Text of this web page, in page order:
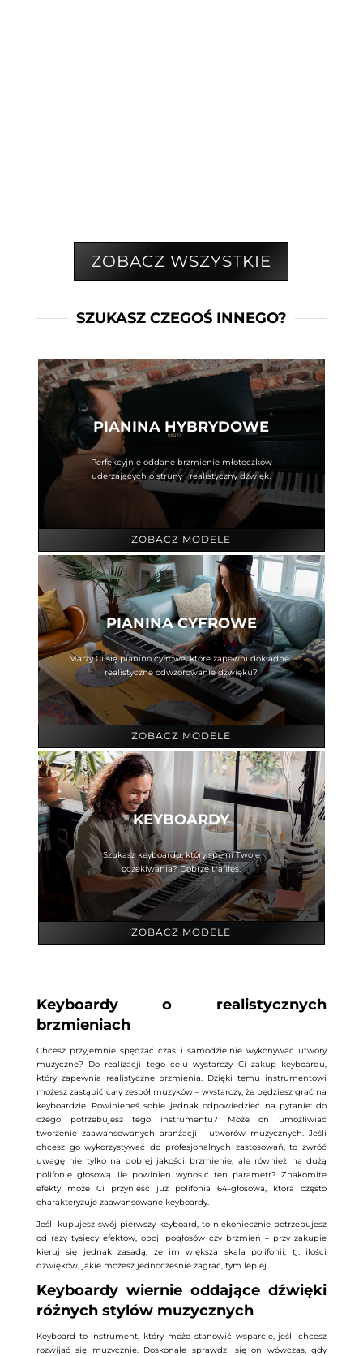
ZOBACZ WSZYSTKIE
SZUKASZ CZEGOŚ INNEGO?
PIANINA HYBRYDOWE
Perfekcyjnie oddane brzmienie młoteczków
uderzających o struny i realistyczny dźwięk.
ZOBACZ MODELE
PIANINA CYFROWE
Marzy Ci się pianino cyfrowe, które zapewni dokładne i
realistyczne odwzorowanie dźwięku?
ZOBACZ MODELE
KEYBOARDY
Szukasz keyboardu, który spełni Twoje
oczekiwania? Dobrze trafiłeś.
ZOBACZ MODELE
Keyboardy o realistycznych
brzmieniach
Chcesz przyjemnie spędzać czas i samodzielnie wykonywać utwory
muzyczne? Do realizacji tego celu wystarczy Ci zakup keyboardu,
który zapewnia realistyczne brzmienia. Dzięki temu instrumentowi
możesz zastąpić cały zespół muzyków – wystarczy, że będziesz grać na
keyboardzie. Powinieneś sobie jednak odpowiedzieć na pytanie: do
czego potrzebujesz tego instrumentu? Może on umożliwiać
tworzenie zaawansowanych aranżacji i utworów muzycznych. Jeśli
chcesz go wykorzystywać do profesjonalnych zastosowań, to zwróć
uwagę nie tylko na dobrej jakości brzmienie, ale również na dużą
polifonię głosową. Ile powinien wynosić ten parametr? Znakomite
efekty może Ci przynieść już polifonia 64-głosowa, która często
charakteryzuje zaawansowane keyboardy.
Jeśli kupujesz swój pierwszy keyboard, to niekoniecznie potrzebujesz
od razy tysięcy efektów, opcji pogłosów czy brzmień – przy zakupie
kieruj się jednak zasadą, że im większa skala polifonii, tj. ilości
dźwięków, jakie możesz jednocześnie zagrać, tym lepiej.
Keyboardy wiernie oddające dźwięki
różnych stylów muzycznych
Keyboard to instrument, który może stanowić wsparcie, jeśli chcesz
rozwijać się muzycznie. Doskonale sprawdzi się on wówczas, gdy